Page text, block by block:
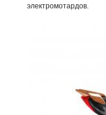
электромотардов.